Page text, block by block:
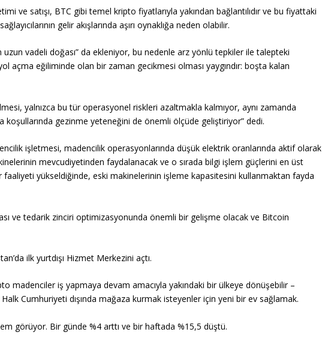
ve satışı, BTC gibi temel kripto fiyatlarıyla yakından bağlantılıdır ve bu fiyattaki
gelir akışlarında aşırı oynaklığa neden olabilir.
vadeli doğası” da ekleniyor, bu nedenle arz yönlü tepkiler ile talepteki
açma eğiliminde olan bir zaman gecikmesi olması yaygındır: boşta kalan
yalnızca bu tür operasyonel riskleri azaltmakla kalmıyor, aynı zamanda
koşullarında gezinme yeteneğini de önemli ölçüde geliştiriyor” dedi.
işletmesi, madencilik operasyonlarında düşük elektrik oranlarında aktif olarak
mevcudiyetinden faydalanacak ve o sırada bilgi işlem güçlerini en üst
faaliyeti yükseldiğinde, eski makinelerinin işleme kapasitesini kullanmaktan fayda
ve tedarik zinciri optimizasyonunda önemli bir gelişme olacak ve Bitcoin
ilk yurtdışı Hizmet Merkezini açtı.
madenciler iş yapmaya devam amacıyla yakındaki bir ülkeye dönüşebilir –
Cumhuriyeti dışında mağaza kurmak isteyenler için yeni bir ev sağlamak.
görüyor. Bir günde %4 arttı ve bir haftada %15,5 düştü.